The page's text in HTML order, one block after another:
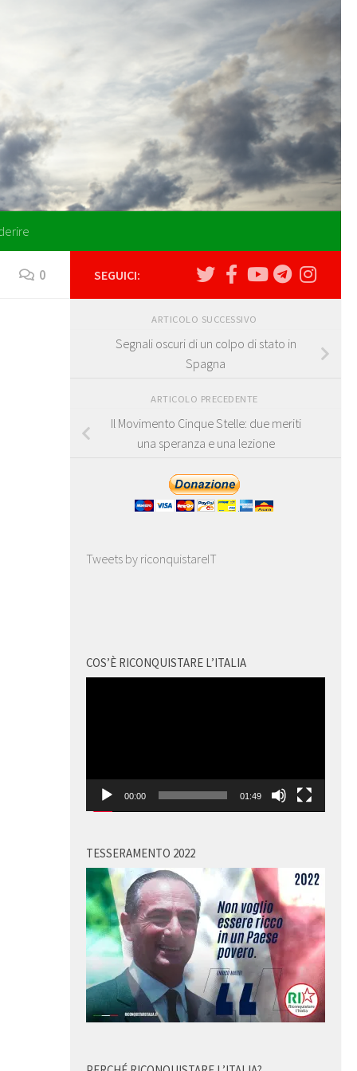
0 SEGUICI:
ARTICOLO SUCCESSIVO
Segnali oscuri di un colpo di stato in
Spagna
ARTICOLO PRECEDENTE
Il Movimento Cinque Stelle: due meriti
una speranza e una lezione
Tweets by riconquistareIT
COS’È RICONQUISTARE L’ITALIA
00:00 01:49
TESSERAMENTO 2022